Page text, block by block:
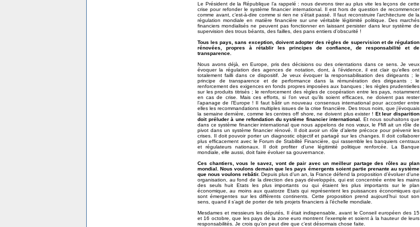
Le Président de la République l’a rappelé : nous devrons tirer au plus vite les leçons de cette
crise pour refonder le système financier international. Il est hors de question de recommencer
comme avant, c’est-à-dire comme si rien ne s’était passé. Il faut reconstruire l’architecture de la
régulation mondiale en matière financière sur une véritable légitimité politique. Des marchés
financiers mondialisés ne peuvent pas fonctionner en laissant persister dans leur système de
supervision des trous béants, des failles, des pans entiers d’obscurité !
Tous les pays, sans exception, doivent adopter des règles de supervision et de régulation
rénovées, propres à rétablir les principes de confiance, de responsabilité et de
transparence.
Nous avons déjà, en Europe, pris des décisions ou des orientations dans ce sens. Je veux
évoquer la régulation des agences de notation, dont, à l’évidence, il est clair qu’elles ont
totalement failli dans ce dispositif. Je veux évoquer la responsabilisation des dirigeants ; le
principe de transparence et de performance dans la rémunération des dirigeants ; le
renforcement des exigences en fonds propres imposées aux banques ; les règles prudentielles
sur les produits titrisés ; le renforcement des règles de coopération entre les pays, notamment
en cas de crise. Mais ces efforts, si l’on veut qu’ils soient efficaces, ne doivent pas rester
l’apanage de l’Europe ! Il faut bâtir un nouveau consensus international pour accorder entre
elles les recommandations multiples issues de la crise financière. Des trous noirs, que j’évoquais
la semaine dernière, comme les centres off shore, ne doivent plus exister ! Et leur disparition
doit préluder à une refondation du système financier international.
Et nous souhaitons que
dans ce système financier international que nous appelons de nos vœux, le FMI ait un rôle de
pivot dans un système financier rénové. Il doit avoir un rôle d’alerte précoce pour prévenir les
crises. Il doit pouvoir porter un diagnostic objectif et partagé sur les changes. Il doit collaborer
plus efficacement avec le Forum de Stabilité Financière, qui rassemble les banquiers centraux
et régulateurs nationaux. Il doit profiter d’une légitimité politique renforcée. La Banque
mondiale, elle aussi, doit faire évoluer sa gouvernance.
Ces chantiers, vous le savez, vont de pair avec un meilleur partage des rôles au plan
mondial. Nous voulons demain que les pays émergents soient partie prenante au système
que nous voulons rebâtir. Depuis plus d’un an, la France défend la proposition d’évoluer d’une
organisation, au fond de la direction des pays développés, qui est concentrée entre les mains
des seuls huit Etats les plus importants ou qui étaient les plus importants sur le plan
économique, au moins aux quatorze Etats qui représentent les puissances économiques qui
sont émergentes sur les différents continents. Cette proposition prend aujourd’hui tout son
sens, quand il s’agit de porter de tels projets financiers à l’échelle mondiale.
Mesdames et messieurs les députés, Il était indispensable, avant le Conseil européen des 15
et 16 octobre, que les pays de la zone euro montrent l’exemple et soient à la hauteur de leurs
responsabilités. Je crois qu’on peut dire que c’est désormais chose faite.